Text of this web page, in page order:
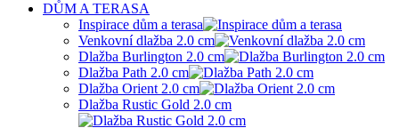
DŮM A TERASA
Inspirace dům a terasa
Venkovní dlažba 2.0 cm
Dlažba Burlington 2.0 cm
Dlažba Path 2.0 cm
Dlažba Orient 2.0 cm
Dlažba Rustic Gold 2.0 cm